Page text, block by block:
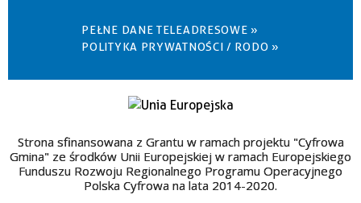
PEŁNE DANE TELEADRESOWE »
POLITYKA PRYWATNOŚCI / RODO »
Strona sfinansowana z Grantu w ramach projektu "Cyfrowa
Gmina" ze środków Unii Europejskiej w ramach Europejskiego
Funduszu Rozwoju Regionalnego Programu Operacyjnego
Polska Cyfrowa na lata 2014-2020.